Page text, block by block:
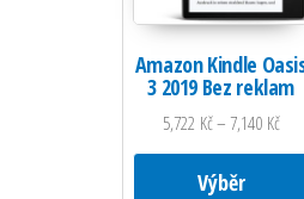
Amazon Kindle
3 2019 Bez reklam
5,722 Kč– 7,140 Kč
Výběr